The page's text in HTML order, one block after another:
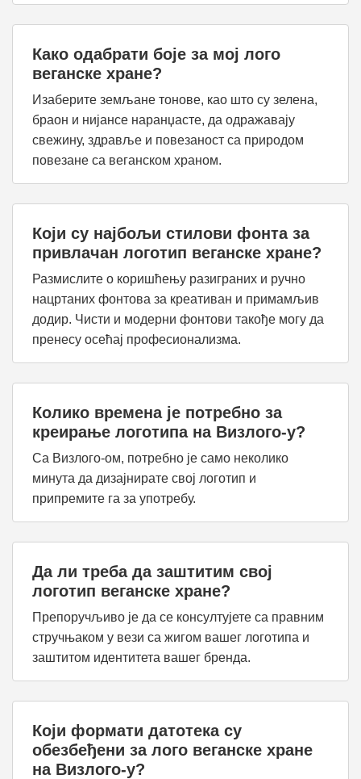
Како одабрати боје за мој лого
веганске хране?
Изаберите земљане тонове, као што су зелена,
браон и нијансе наранџасте, да одражавају
свежину, здравље и повезаност са природом
повезане са веганском храном.
Који су најбољи стилови фонта за
привлачан логотип веганске хране?
Размислите о коришћењу разиграних и ручно
нацртаних фонтова за креативан и примамљив
додир. Чисти и модерни фонтови такође могу да
пренесу осећај професионализма.
Колико времена је потребно за
креирање логотипа на Визлого-у?
Са Визлого-ом, потребно је само неколико
минута да дизајнирате свој логотип и
припремите га за употребу.
Да ли треба да заштитим свој
логотип веганске хране?
Препоручљиво је да се консултујете са правним
стручњаком у вези са жигом вашег логотипа и
заштитом идентитета вашег бренда.
Који формати датотека су
обезбеђени за лого веганске хране
на Визлого-у?